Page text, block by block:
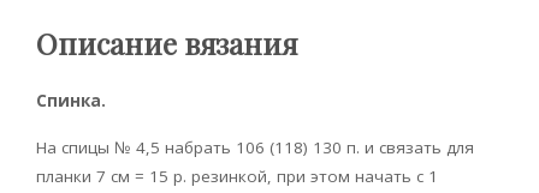
Описание вязания
Спинка.
На спицы № 4,5 набрать 106 (118) 130 п. и связать для
планки 7 см = 15 р. резинкой, при этом начать с 1